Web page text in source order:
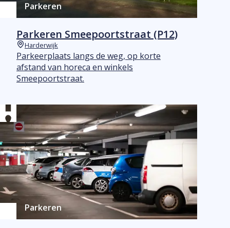
Parkeren
Parkeren Smeepoortstraat (P12)
Plaats
Harderwijk
Parkeerplaats langs de weg, op korte
afstand van horeca en winkels
Smeepoortstraat.
Parkeren